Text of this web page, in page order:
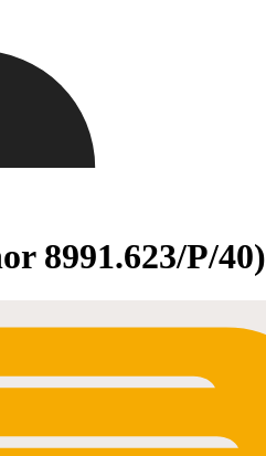
8991.623/P/40)